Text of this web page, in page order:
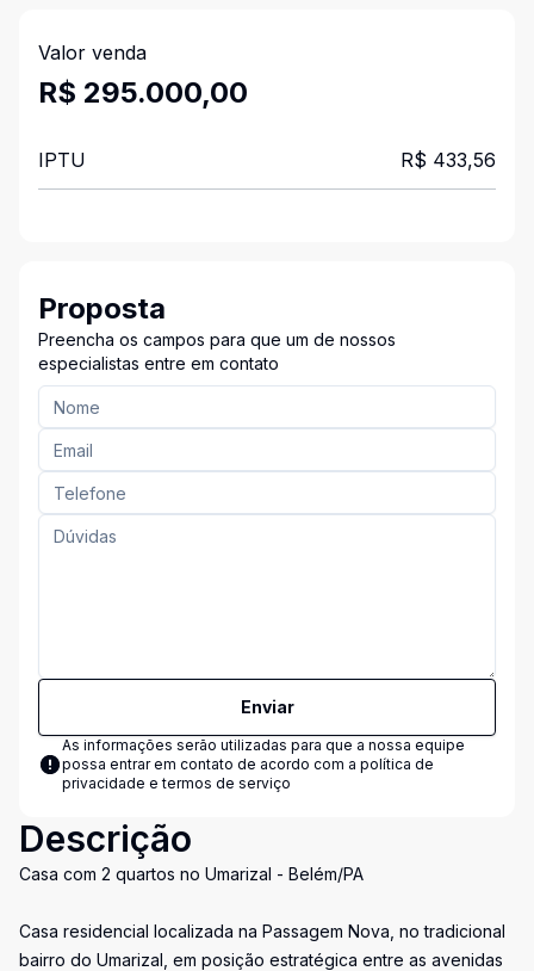
Valor venda
R$ 295.000,00
IPTU R$ 433,56
Proposta
Preencha os campos para que um de nossos
especialistas entre em contato
Enviar
As informações serão utilizadas para que a nossa equipe
possa entrar em contato de acordo com a política de
privacidade e termos de serviço
Descrição
Casa com 2 quartos no Umarizal - Belém/PA
Casa residencial localizada na Passagem Nova, no tradicional
bairro do Umarizal, em posição estratégica entre as avenidas